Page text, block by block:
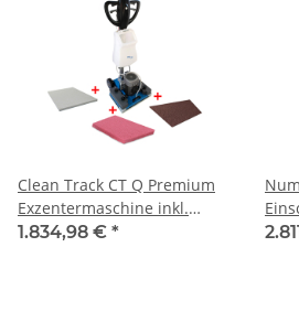
Clean Track CT Q Premium
Exzentermaschine inkl.
Treibteller, 8
1.834,98 € *